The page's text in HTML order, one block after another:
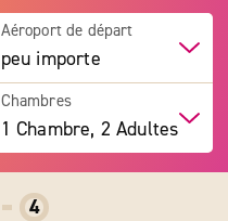
Aéroport de départ
peu importe
Chambres
1 Chambre, 2 Adultes
4